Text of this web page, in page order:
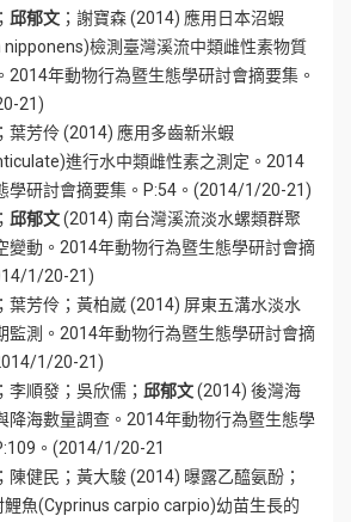
邱郁文 ；謝寶森 (2014) 應用日本沼蝦
檢測臺灣溪流中類雌性素物質
2014年動物行為暨生態學研討會摘要集。
21)
；葉芳伶 (2014) 應用多齒新米蝦
進行水中類雌性素之測定。2014
學研討會摘要集。P:54。(2014/1/20-21)
邱郁文(2014) 南台灣溪流淡水螺類群聚
變動。2014年動物行為暨生態學研討會摘
1/20-21)
葉芳伶；黃柏崴 (2014) 屏東五溝水淡水
監測。2014年動物行為暨生態學研討會摘
1/20-21)
李順發；吳欣儒； 邱郁文(2014) 後灣海
降海數量調查。2014年動物行為暨生態學
。(2014/1/20-21
；陳健民；黃大駿 (2014) 曝露乙醯氨酚；
魚(Cyprinus carpio carpio)幼苗生長的